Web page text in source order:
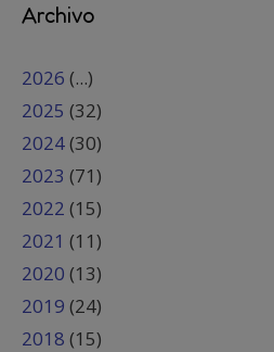
Archivo
2026 (...)
2025 (32)
2024(30)
2023 (71)
2022 (15)
2021 (11)
2020 (13)
2019 (24)
2018 (15)